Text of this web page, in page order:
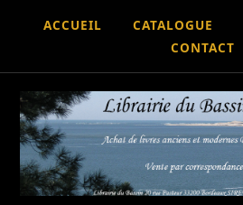
ACCUEIL CATALOGUE
CONTACT